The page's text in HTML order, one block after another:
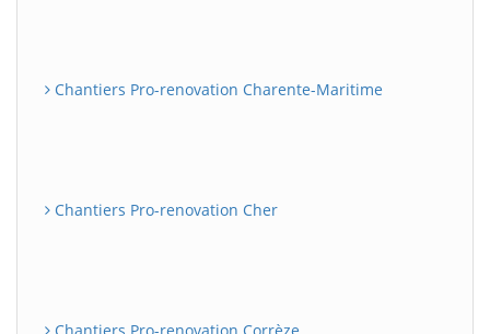
Chantiers Pro-renovation Charente-Maritime
Chantiers Pro-renovation Cher